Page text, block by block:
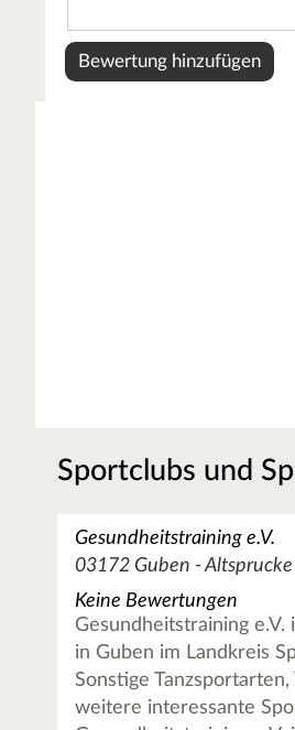
Sportclubs und
Gesundheitstraining e.V.
03172 Guben -
Keine Bewertungen
Gesundheitstraining
in Guben im Landkreis
Sonstige
weitere interessante